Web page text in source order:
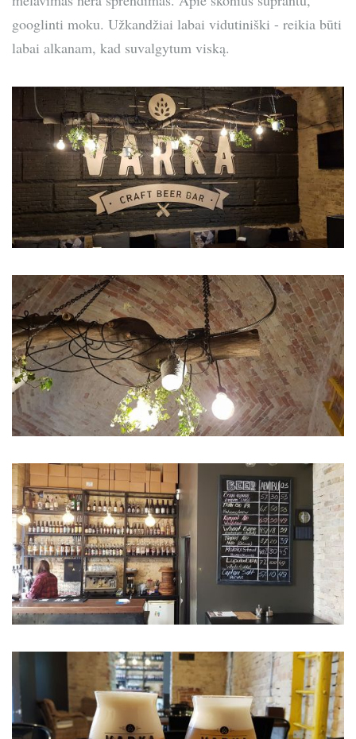
googlinti moku. Užkandžiai labai vidutiniški - reikia būti
labai alkanam, kad suvalgytum viską.